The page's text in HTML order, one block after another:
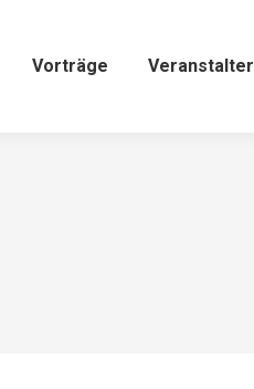
Vorträge Veranstalter